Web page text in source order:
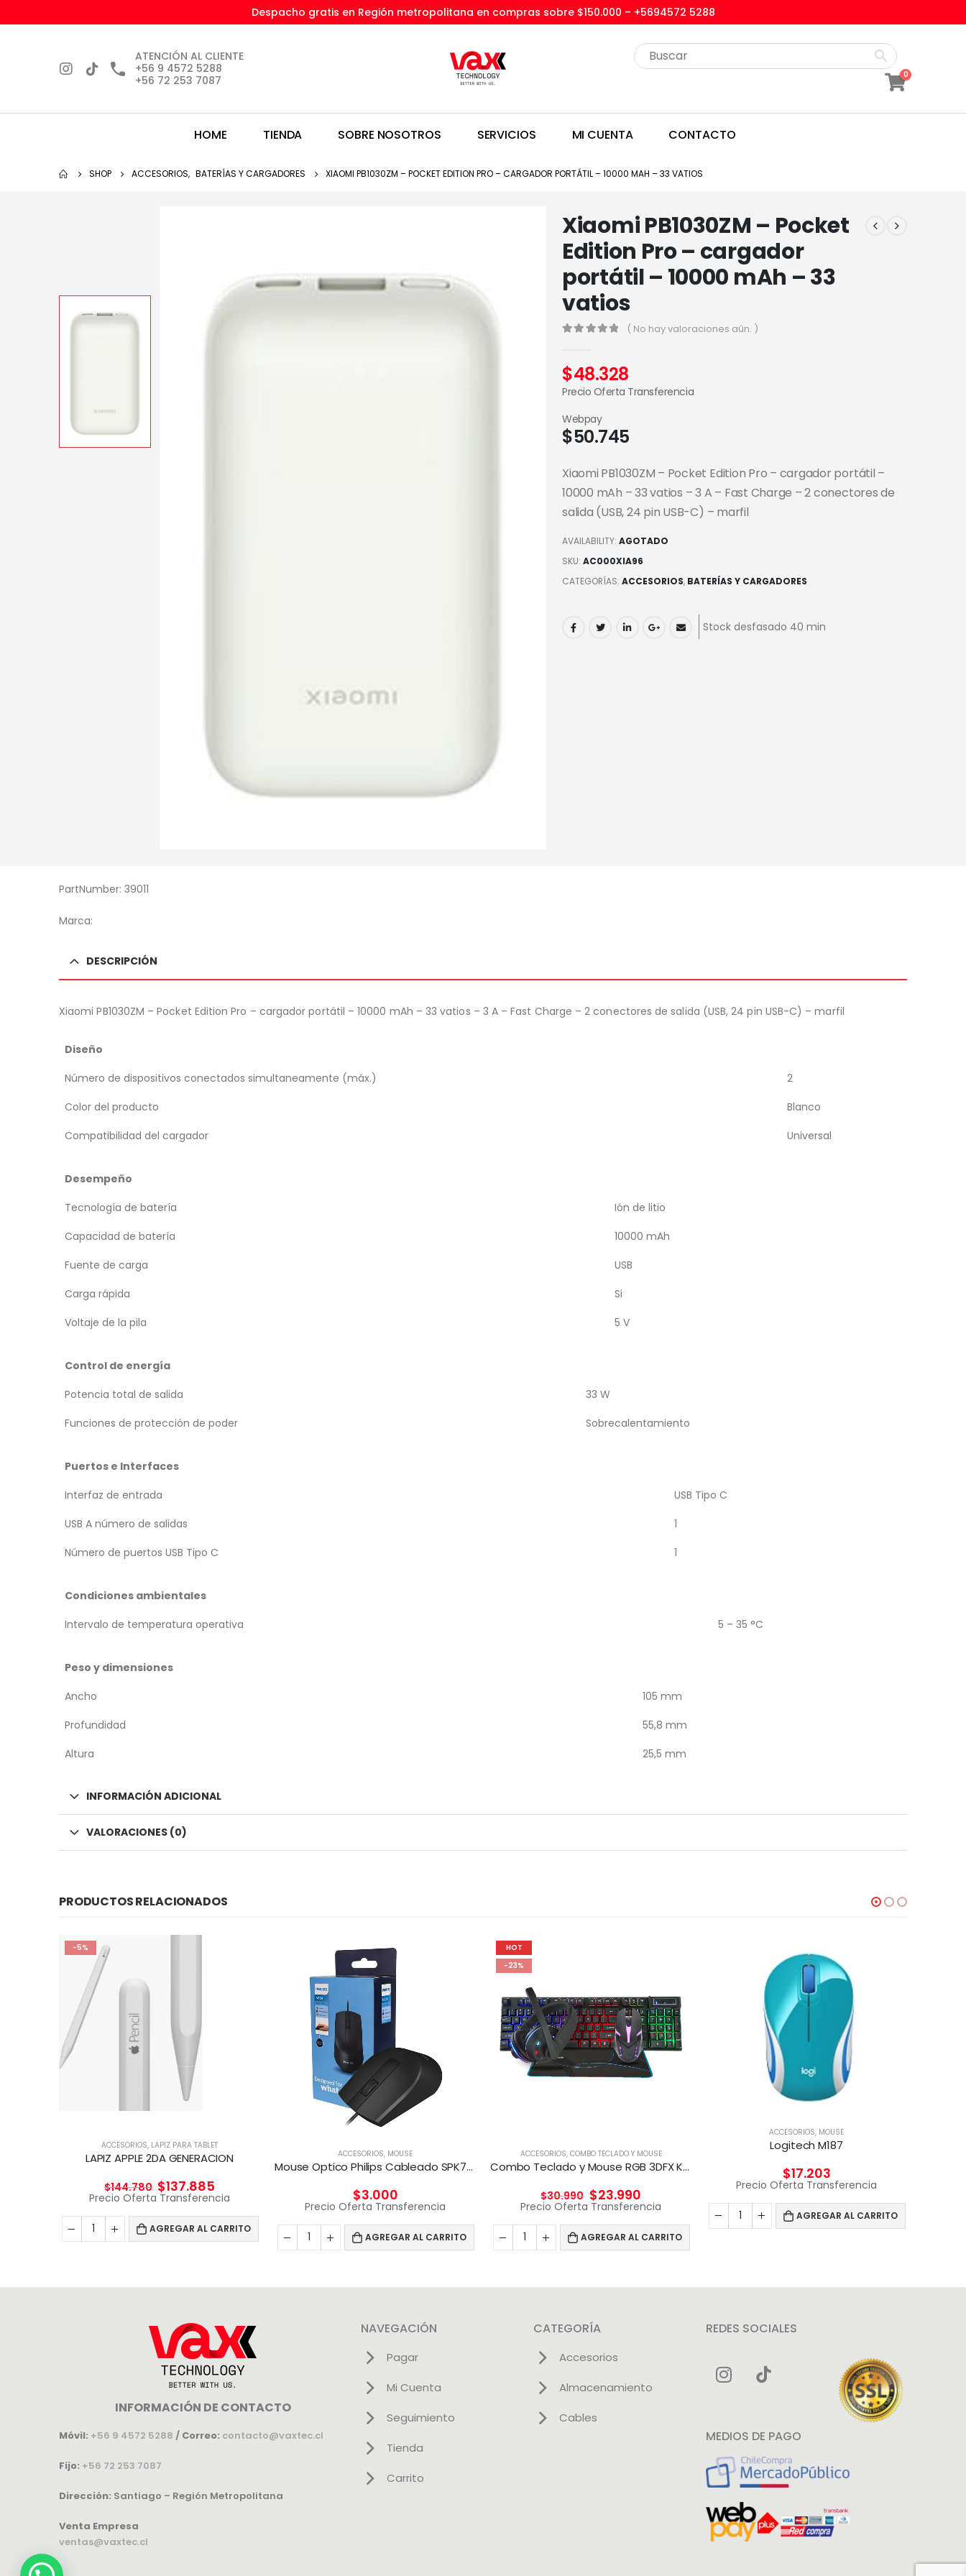
Despacho gratis en Región metropolitana en compras sobre $150.000 – +5694572 5288
ATENCIÓN AL CLIENTE
+56 9 4572 5288
+56 72 253 7087
0
HOME TIENDA SOBRE NOSOTROS SERVICIOS MI CUENTA CONTACTO
SHOP ACCESORIOS, BATERÍAS Y CARGADORES XIAOMI PB1030ZM – POCKET EDITION PRO – CARGADOR PORTÁTIL – 10000 MAH – 33 VATIOS
Xiaomi PB1030ZM – Pocket
Edition Pro – cargador
portátil – 10000 mAh – 33
vatios
( No hay valoraciones aún. )
$48.328
Precio Oferta Transferencia
$50.745
Webpay
Xiaomi PB1030ZM – Pocket Edition Pro – cargador portátil –
10000 mAh – 33 vatios – 3 A – Fast Charge – 2 conectores de
salida (USB, 24 pin USB-C) – marfil
AVAILABILITY: AGOTADO
SKU: AC000XIA96
CATEGORÍAS: ACCESORIOS, BATERÍAS Y CARGADORES
Stock desfasado 40 min
PartNumber: 39011
Marca:
DESCRIPCIÓN
Xiaomi PB1030ZM – Pocket Edition Pro – cargador portátil – 10000 mAh – 33 vatios – 3 A – Fast Charge – 2 conectores de salida (USB, 24 pin USB-C) – marfil
Diseño
Número de dispositivos conectados simultaneamente (máx.)
2
Color del producto
Blanco
Compatibilidad del cargador
Universal
Desempeño
Tecnología de batería
Ión de litio
Capacidad de batería
10000 mAh
Fuente de carga
USB
Carga rápida
Si
Voltaje de la pila
5 V
Control de energía
Potencia total de salida
33 W
Funciones de protección de poder
Sobrecalentamiento
Puertos e Interfaces
Interfaz de entrada
USB Tipo C
USB A número de salidas
1
Número de puertos USB Tipo C
1
Condiciones ambientales
Intervalo de temperatura operativa
5 – 35 °C
Peso y dimensiones
Ancho
105 mm
Profundidad
55,8 mm
Altura
25,5 mm
INFORMACIÓN ADICIONAL
VALORACIONES (0)
PRODUCTOS RELACIONADOS
-5%
ACCESORIOS, LAPIZ PARA TABLET
LAPIZ APPLE 2DA GENERACION
$144.780 $137.885
Precio Oferta Transferencia
AGREGAR AL CARRITO
ACCESORIOS, MOUSE
Mouse Optico Philips Cableado SPK7104
$3.000
Precio Oferta Transferencia
AGREGAR AL CARRITO
HOT
-23%
ACCESORIOS, COMBO TECLADO Y MOUSE
Combo Teclado y Mouse RGB 3DFX KIT GAMER 4en1
$30.990 $23.990
Precio Oferta Transferencia
AGREGAR AL CARRITO
ACCESORIOS, MOUSE
Logitech M187
$17.203
Precio Oferta Transferencia
AGREGAR AL CARRITO
INFORMACIÓN DE CONTACTO
Móvil: +56 9 4572 5288 / Correo: contacto@vaxtec.cl
Fijo: +56 72 253 7087
Dirección: Santiago – Región Metropolitana
Venta Empresa
ventas@vaxtec.cl
NAVEGACIÓN
Pagar
Mi Cuenta
Seguimiento
Tienda
Carrito
CATEGORÍA
Accesorios
Almacenamiento
Cables
REDES SOCIALES
MEDIOS DE PAGO